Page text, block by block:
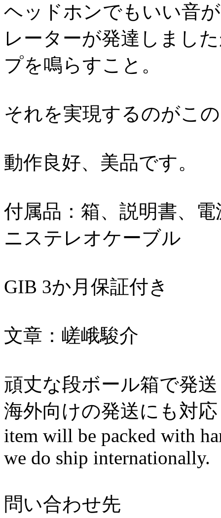
ヘッドホンでもいい音
レーターが発達しまし
プを鳴らすこと。
それを実現するのがこ
動作良好、美品です。
付属品：箱、説明書、
ニステレオケーブル
GIB 3か月保証付き
文章：嵯峨駿介
頑丈な段ボール箱で発
海外向けの発送にも対
item will be packed with
we do ship internationally.
問い合わせ先